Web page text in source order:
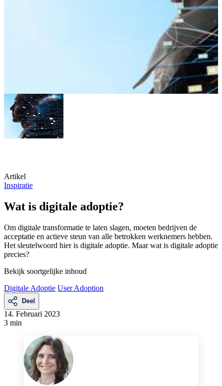
Artikel
Inspiratie
Wat is digitale adoptie?
Om digitale transformatie te laten slagen, moeten bedrijven de
acceptatie en actieve steun van alle betrokken werknemers hebben.
Het sleutelwoord hier is digitale adoptie. Maar wat is digitale adoptie
precies?
Bekijk soortgelijke inhoud
Digitale Adoptie User Adoption
Deel
14. Februari 2023
3 min